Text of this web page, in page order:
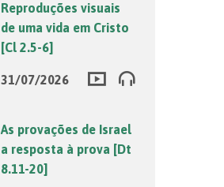
Reproduções visuais
de uma vida em Cristo
[Cl 2.5-6]
31/07/2026
As provações de Israel
a resposta à prova [Dt
8.11-20]